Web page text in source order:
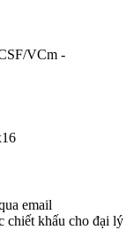
VCm -
email
chiết khấu cho đại lý